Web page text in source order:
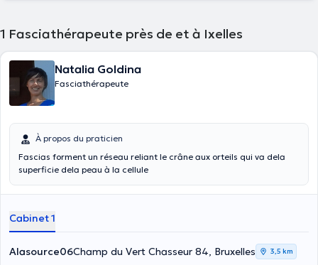
1 Fasciathérapeute près de et à Ixelles
Natalia Goldina
Fasciathérapeute
À propos du praticien
Fascias forment un réseau reliant le crâne aux orteils qui va dela
superficie dela peau à la cellule
Cabinet 1
Alasource06Champ du Vert Chasseur 84, Bruxelles 3,5 km